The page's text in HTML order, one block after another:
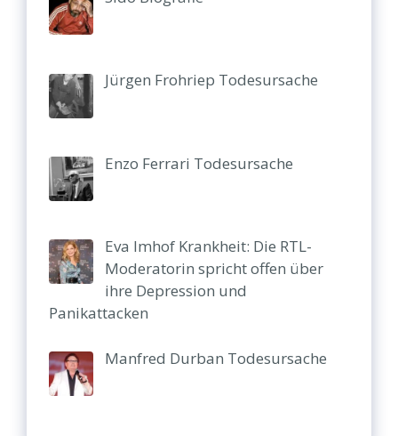
Jürgen Frohriep Todesursache
Enzo Ferrari Todesursache
Eva Imhof Krankheit: Die RTL-
Moderatorin spricht offen über
ihre Depression und
Panikattacken
Manfred Durban Todesursache